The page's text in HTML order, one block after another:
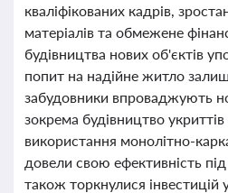
кваліфікованих кадрів,
матеріалів та обмежене
будівництва нових об'єктів
попит на надійне житло
забудовники впроваджують
зокрема будівництво
використання монолітно-
довели свою ефективність під
також торкнулися інвестицій